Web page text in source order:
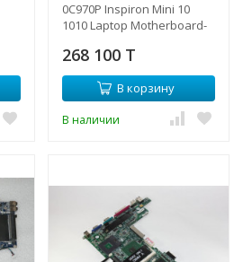
0C970P Inspiron Mini 10
1010 Laptop Motherboard-
268 100 T
В корзину
В наличии